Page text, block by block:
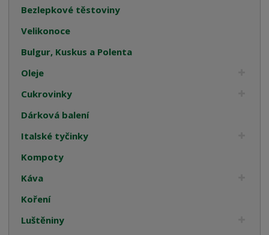
Bezlepkové těstoviny
Velikonoce
Bulgur, Kuskus a Polenta
Oleje
Cukrovinky
Dárková balení
Italské tyčinky
Kompoty
Káva
Koření
Luštěniny